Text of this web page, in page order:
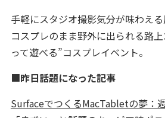
手軽にスタジオ撮影気分が味わえる
コスプレのまま野外に出られる路
って遊べる”コスプレイベント。
■昨日話題になった記事
SurfaceでつくるMacTabletの夢：